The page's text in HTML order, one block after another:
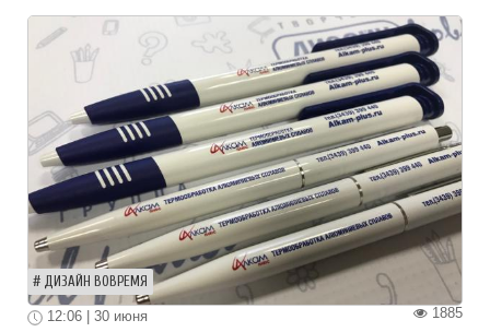
ДИЗАЙН ВОВРЕМЯ
1885
12:06 | 30 июня